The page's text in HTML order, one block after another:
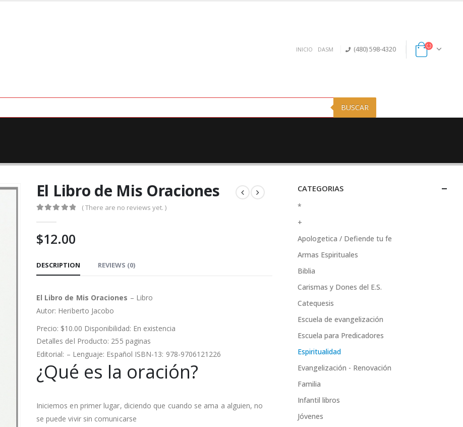
INICIO DASM (480) 598-4320
BUSCAR
El Libro de Mis Oraciones
( There are no reviews yet. )
$12.00
DESCRIPTION REVIEWS (0)
El Libro de Mis Oraciones – Libro
Autor: Heriberto Jacobo
Precio: $10.00 Disponibilidad: En existencia
Detalles del Producto: 255 paginas
Editorial: – Lenguaje: Español ISBN-13: 978-9706121226
¿Qué es la oración?
Iniciemos en primer lugar, diciendo que cuando se ama a alguien, no
se puede vivir sin comunicarse
CATEGORIAS
*
+
Apologetica / Defiende tu fe
Armas Espirituales
Biblia
Carismas y Dones del E.S.
Catequesis
Escuela de evangelización
Escuela para Predicadores
Espiritualidad
Evangelización - Renovación
Familia
Infantil libros
Jóvenes